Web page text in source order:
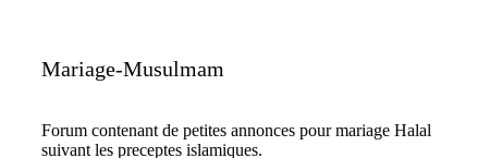
Mariage-Musulmam
Forum contenant de petites annonces pour mariage Halal
suivant les preceptes islamiques.